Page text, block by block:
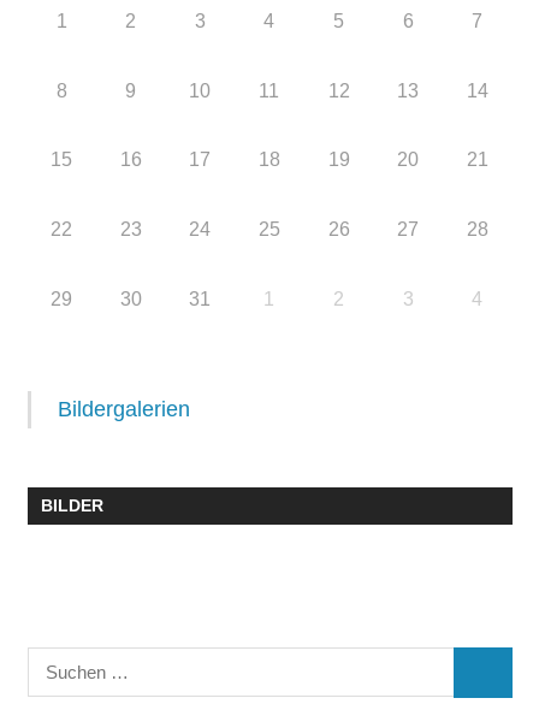
1 2 3 4 5 6 7
8 9 10 11 12 13 14
15 16 17 18 19 20 21
22 23 24 25 26 27 28
29 30 31 1 2 3 4
Bildergalerien
BILDER
Suchen
nach: